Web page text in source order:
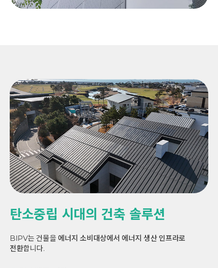
탄소중립 시대의 건축 솔루션
BIPV는 건물을에너지 소비대상에서 에너지 생산 인프라로
전환합니다.